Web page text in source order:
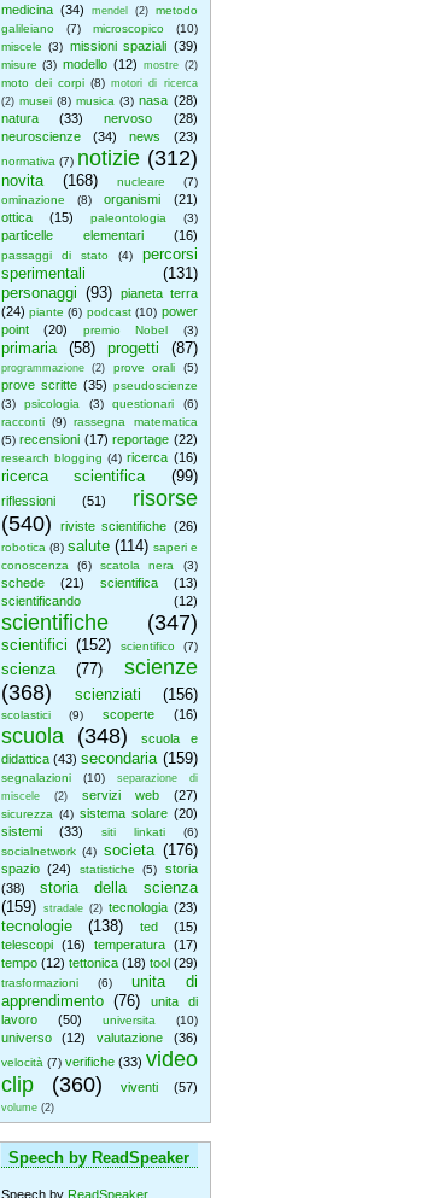
medicina (34) mendel (2)
metodo
galileiano
(7) microscopico
(10)
miscele (3) missioni spaziali (39)
misure (3) modello (12) mostre (2)
moto dei corpi (8) motori di ricerca
(2) musei (8) musica (3) nasa (28)
natura
(33) nervoso
(28)
neuroscienze
(34) news (23)
normativa (7) notizie (312)
novita (168) nucleare
(7)
ominazione
(8) organismi
(21)
ottica
(15) paleontologia (3)
particelle elementari (16)
passaggi di stato (4)
percorsi
sperimentali
(131)
personaggi (93)
pianeta terra
(24) piante (6) podcast (10) power
point
(20) premio Nobel (3)
primaria (58) progetti (87)
programmazione (2) prove orali (5)
prove scritte (35) pseudoscienze
(3)
psicologia (3) questionari
(6)
racconti (9) rassegna matematica
(5) recensioni (17) reportage (22)
research blogging (4) ricerca (16)
ricerca scientifica (99)
riflessioni (51)
risorse
(540)
riviste scientifiche (26)
robotica (8) salute (114) saperi e
conoscenza
(6) scatola nera (3)
schede (21) scientifica
(13)
scientificando
(12)
scientifiche (347)
scientifici (152) scientifico (7)
scienza (77)
scienze
(368)
scienziati (156)
scolastici (9) scoperte (16)
scuola (348)
scuola e
didattica (43) secondaria (159)
segnalazioni (10)
separazione di
miscele
(2) servizi web (27)
sicurezza (4) sistema solare (20)
sistemi
(33) siti linkati
(6)
socialnetwork (4) societa (176)
spazio (24) statistiche (5)
storia
(38)
storia della scienza
(159)
stradale (2) tecnologia (23)
tecnologie (138) ted
(15)
telescopi
(16) temperatura
(17)
tempo (12) tettonica (18) tool (29)
trasformazioni (6)
unita di
apprendimento (76)
unita di
lavoro
(50) universita (10)
universo (12) valutazione (36)
velocità (7) verifiche (33) video
clip
(360) viventi (57)
volume (2)
Speech by ReadSpeaker
Speech by ReadSpeaker